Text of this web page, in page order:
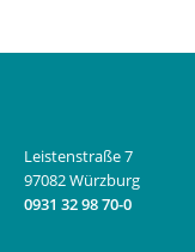
Leistenstraße 7
97082 Würzburg
0931 32 98 70-0